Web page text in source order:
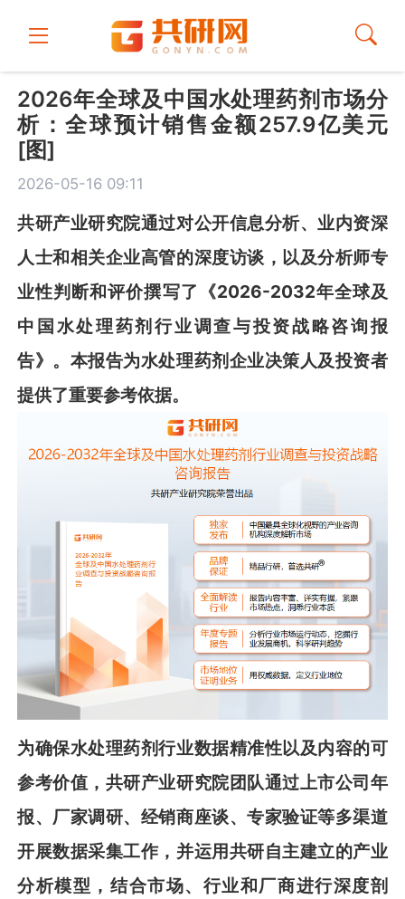
2026年全球及中国水处理药剂市场分
析：全球预计销售金额257.9亿美元
[图]
2026-05-16 09:11
共研产业研究院通过对公开信息分析、业内资深
人士和相关企业高管的深度访谈，以及分析师专
业性判断和评价撰写了《2026-2032年全球及
中国水处理药剂行业调查与投资战略咨询报
告》 。本报告为水处理药剂 企业决策人及投资者
提供了重要参考依据。
为确保水处理药剂行业数据精准性以及内容的可
参考价值，共研产业研究院团队通过上市公司年
报、厂家调研、经销商座谈、专家验证等多渠道
开展数据采集工作，并运用共研自主建立的产业
分析模型，结合市场、行业和厂商进行深度剖